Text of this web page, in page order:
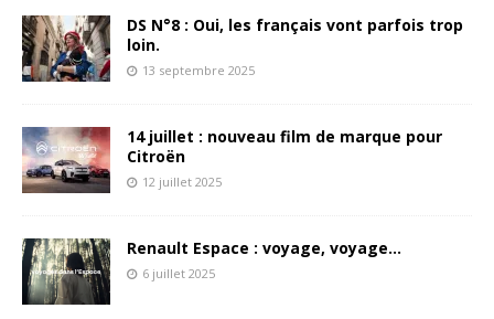
DS N°8 : Oui, les français vont parfois trop
loin.
13 septembre 2025
14 juillet : nouveau film de marque pour
Citroën
12 juillet 2025
Renault Espace : voyage, voyage…
6 juillet 2025